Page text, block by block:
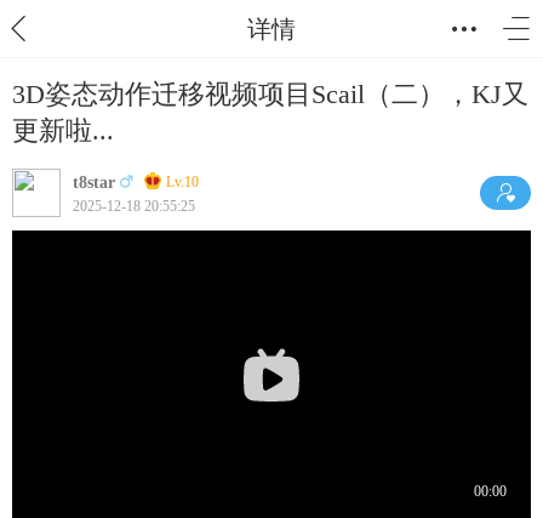
详情
3D姿态动作迁移视频项目Scail（二），KJ又
更新啦...
t8star
Lv.10
2025-12-18 20:55:25